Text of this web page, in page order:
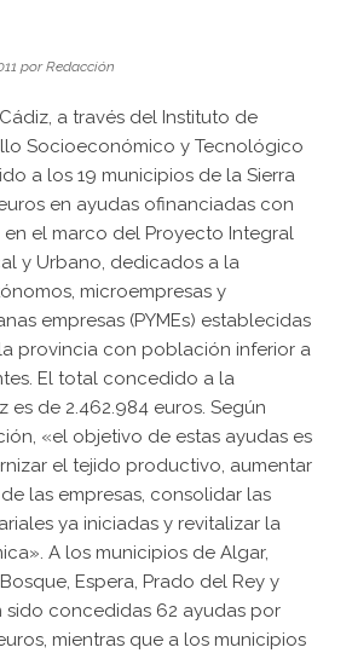
porRedacción
a través del Instituto de
Socioeconómico y Tecnológico
a los 19 municipios de la Sierra
en ayudas ofinanciadas con
el marco del Proyecto Integral
y Urbano, dedicados a la
microempresas y
empresas (PYMEs) establecidas
provincia con población inferior a
El total concedido a la
es de 2.462.984 euros. Según
«el objetivo de estas ayudas es
el tejido productivo, aumentar
las empresas, consolidar las
ya iniciadas y revitalizar la
A los municipios de Algar,
Espera, Prado del Rey y
sido concedidas 62 ayudas por
mientras que a los municipios